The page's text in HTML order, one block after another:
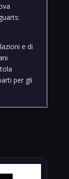
e di
per gli